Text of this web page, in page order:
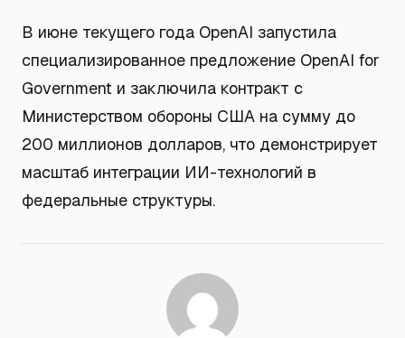
В июне текущего года OpenAI запустила
специализированное предложение OpenAI for
Government и заключила контракт с
Министерством обороны США на сумму до
200 миллионов долларов, что демонстрирует
масштаб интеграции ИИ-технологий в
федеральные структуры.